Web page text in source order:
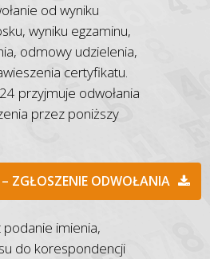
od wyniku
wyniku egzaminu,
odmowy udzielenia,
certyfikatu.
przyjmuje odwołania
przez poniższy
ZGŁOSZENIE ODWOŁANIA
imienia,
do korespondencji